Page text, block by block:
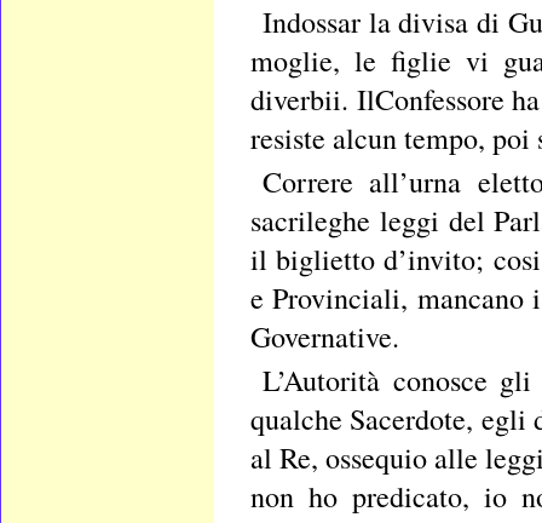
Indossar la divisa di
moglie, le figlie vi
diverbii. IlConfessore
resiste alcun tempo, poi
Correre all’urna
sacrileghe leggi del
il biglietto d’invito;
e Provinciali,
Governative.
L’Autorità conosce
qualche Sacerdote, egli
al Re, ossequio alle
non ho predicato, io